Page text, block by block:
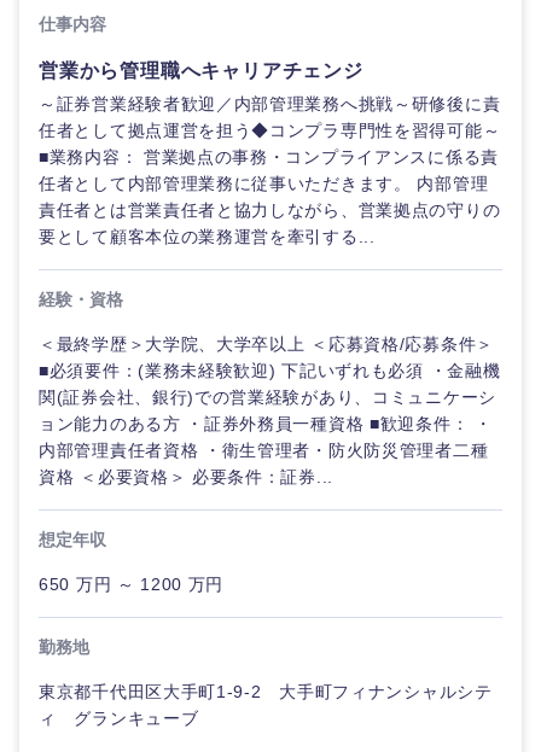
仕事内容
営業から管理職へキャリアチェンジ
～証券営業経験者歓迎／内部管理業務へ挑戦～研修後に責
任者として拠点運営を担う◆コンプラ専門性を習得可能～
■業務内容： 営業拠点の事務・コンプライアンスに係る責
任者として内部管理業務に従事いただきます。 内部管理
責任者とは営業責任者と協力しながら、営業拠点の守りの
要として顧客本位の業務運営を牽引する...
経験・資格
＜最終学歴＞大学院、大学卒以上 ＜応募資格/応募条件＞
■必須要件：(業務未経験歓迎) 下記いずれも必須 ・金融機
関(証券会社、銀行)での営業経験があり、コミュニケーシ
ョン能力のある方 ・証券外務員一種資格 ■歓迎条件： ・
内部管理責任者資格 ・衛生管理者・防火防災管理者二種
資格 ＜必要資格＞ 必要条件：証券...
想定年収
650 万円 ～ 1200 万円
勤務地
東京都千代田区大手町1-9-2 大手町フィナンシャルシテ
ィ グランキューブ